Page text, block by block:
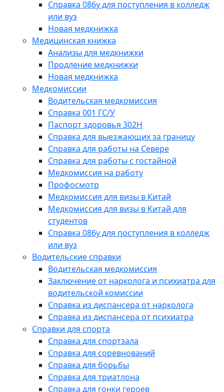
Справка 086у для поступления в колледж
или вуз
Новая медкнижка
Медицинская книжка
Анализы для медкнижки
Продление медкнижки
Новая медкнижка
Медкомиссии
Водительская медкомиссия
Справка 001 ГС/У
Паспорт здоровья 302Н
Справка для выезжающих за границу
Справка для работы на Севере
Справка для работы с гостайной
Медкомиссия на работу
Профосмотр
Медкомиссия для визы в Китай
Медкомиссия для визы в Китай для
студентов
Справка 086у для поступления в колледж
или вуз
Водительские справки
Водительская медкомиссия
Заключение от нарколога и психиатра для
водительской комиссии
Справка из диспансера от нарколога
Справка из диспансера от психиатра
Справки для спорта
Справка для спортзала
Справка для соревнований
Справка для борьбы
Справка для триатлона
Справка для гонки героев